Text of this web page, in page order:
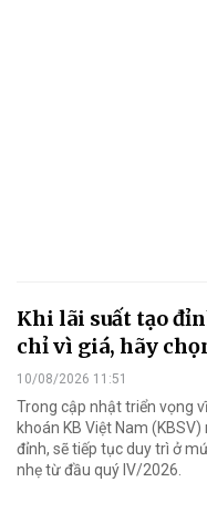
Khi lãi suất tạo
chỉ vì giá, hãy
10/08/2026 11:51
Trong cập nhật triển vọng
khoán KB Việt Nam
đỉnh, sẽ tiếp tục duy trì ở
nhẹ từ đầu quý IV/2026.